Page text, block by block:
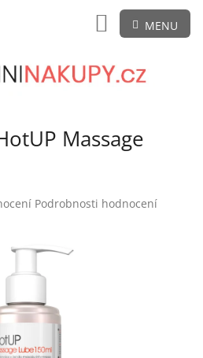
NÁKUPNÍ
KOŠÍK
Massage
Podrobnosti hodnocení